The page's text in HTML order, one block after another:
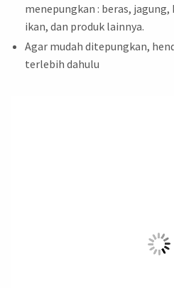
menepungkan : beras,
ikan, dan produk lainnya.
Agar mudah ditepungkan,
terlebih dahulu